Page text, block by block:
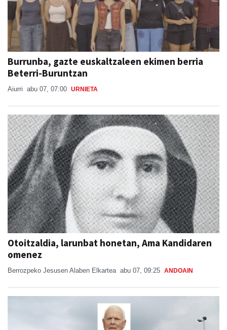
Burrunba, gazte euskaltzaleen ekimen berria
Beterri-Buruntzan
Aiurri abu 07, 07:00 URNIETA
Otoitzaldia, larunbat honetan, Ama Kandidaren
omenez
Berrozpeko Jesusen Alaben Elkartea abu 07, 09:25 ANDOAIN